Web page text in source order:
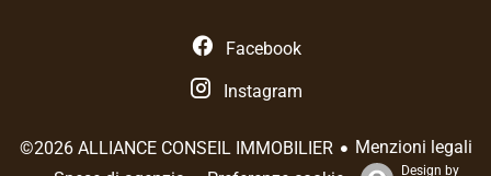
Facebook
Instagram
©2026 ALLIANCE CONSEIL IMMOBILIER
Menzioni legali
Design by